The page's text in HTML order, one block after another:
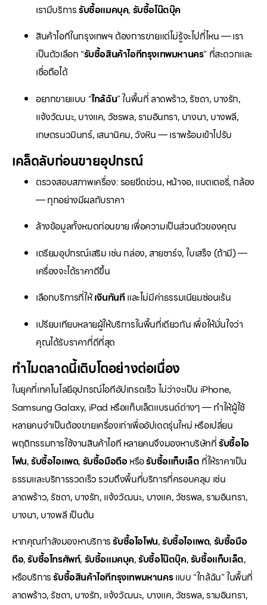
เรามีบริการรับซื้อแมคบุค, รับซื้อโน๊ตบุ๊ค
สินค้าไอทีในกรุงเทพฯ ต้องการขายแต่ไม่รู้จะไปที่ไหน — เรา
เป็นตัวเลือก “รับซื้อสินค้าไอทีกรุงเทพมหานคร” ที่สะดวกและ
เชื่อถือได้
อยากขายแบบ “ใกล้ฉัน” ในพื้นที่ ลาดพร้าว, รัชดา, บางรัก,
แจ้งวัฒนะ, บางแค, วัชรพล, รามอินทรา, บางนา, บางพลี,
เกษตรนวมินทร์, เสนานิคม, วังหิน — เราพร้อมเข้าไปรับ
เคล็ดลับก่อนขายอุปกรณ์
ตรวจสอบสภาพเครื่อง: รอยขีดข่วน, หน้าจอ, แบตเตอรี่, กล้อง
— ทุกอย่างมีผลกับราคา
ล้างข้อมูลทั้งหมดก่อนขาย เพื่อความเป็นส่วนตัวของคุณ
เตรียมอุปกรณ์เสริม เช่น กล่อง, สายชาร์จ, ใบเสร็จ (ถ้ามี) —
เครื่องจะได้ราคาดีขึ้น
เลือกบริการที่ให้เงินทันทีและไม่มีค่าธรรมเนียมซ่อนเร้น
เปรียบเทียบหลายผู้ให้บริการในพื้นที่เดียวกัน เพื่อให้มั่นใจว่า
คุณได้รับราคาที่ดีที่สุด
ทำไมตลาดนี้เติบโตอย่างต่อเนื่อง
ในยุคที่เทคโนโลยีอุปกรณ์ไอทีอัปเกรดเร็ว ไม่ว่าจะเป็น iPhone,
Samsung Galaxy, iPad หรือแท็บเล็ตแบรนด์ต่างๆ — ทำให้ผู้ใช้
หลายคนจำเป็นต้องขายเครื่องเก่าเพื่ออัปเดตรุ่นใหม่ หรือเปลี่ยน
พฤติกรรมการใช้งานสินค้าไอที หลายคนจึงมองหาบริษัทที่รับซื้อไอ
โฟน,รับซื้อไอแพด, รับซื้อมือถือหรือรับซื้อแท็บเล็ต ที่ให้ราคาเป็น
ธรรมและบริการรวดเร็ว รวมถึงพื้นที่บริการที่ครอบคลุม เช่น
ลาดพร้าว, รัชดา, บางรัก, แจ้งวัฒนะ, บางแค, วัชรพล, รามอินทรา,
บางนา, บางพลี เป็นต้น
หากคุณกำลังมองหาบริการรับซื้อไอโฟน,รับซื้อไอแพด, รับซื้อมือ
ถือ,รับซื้อโทรศัพท์, รับซื้อแมคบุค,รับซื้อโน๊ตบุ๊ค,รับซื้อแท็บเล็ต,
หรือบริการรับซื้อสินค้าไอทีกรุงเทพมหานครแบบ “ใกล้ฉัน” ในพื้นที่
ลาดพร้าว, รัชดา, บางรัก, แจ้งวัฒนะ, บางแค, วัชรพล, รามอินทรา,